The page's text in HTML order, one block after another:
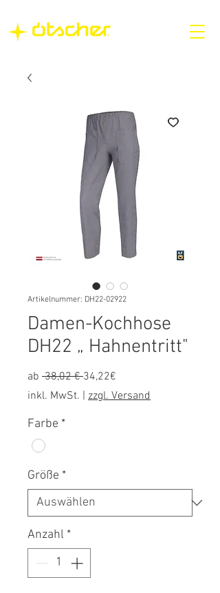
Artikelnummer: DH22-02922
Damen-Kochhose
DH22 „ Hahnentritt"
ab 38,02 € Standardpreis
34,22€
Preis
inkl. MwSt. zzgl. Versand
Farbe *
Größe *
Anzahl *